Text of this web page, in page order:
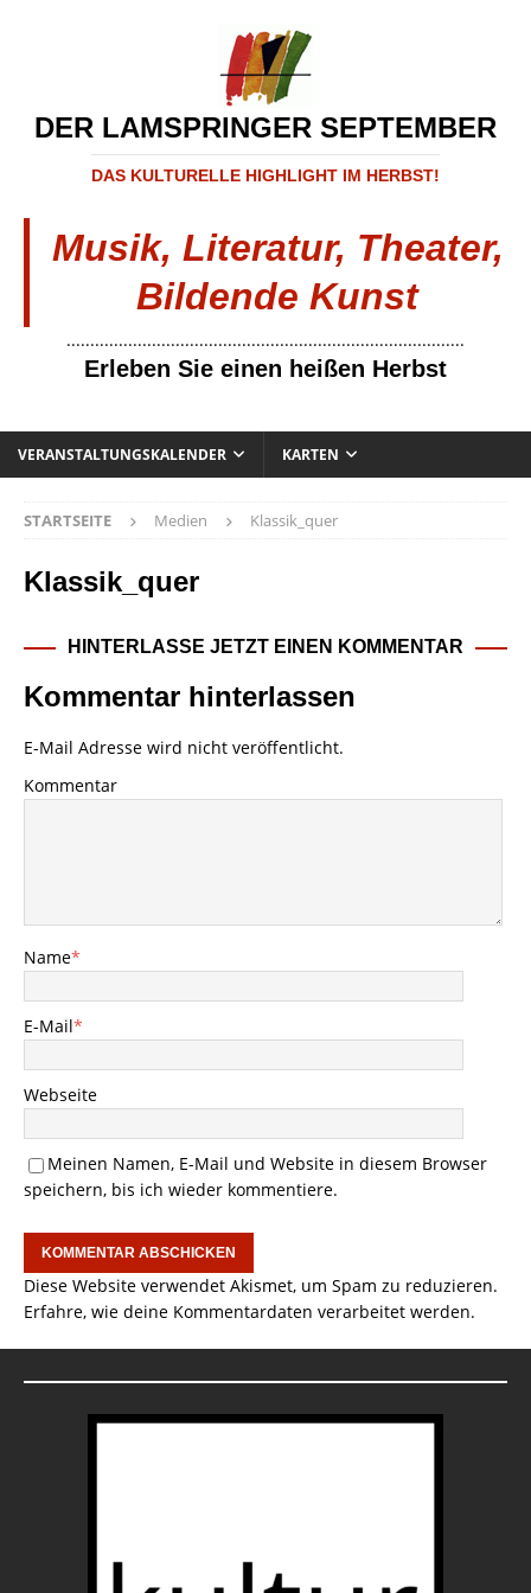
DER LAMSPRINGER SEPTEMBER
DAS KULTURELLE HIGHLIGHT IM HERBST!
Musik, Literatur, Theater,
Bildende Kunst
....................................................................................
Erleben Sie einen heißen Herbst
VERANSTALTUNGSKALENDER KARTEN
STARTSEITE Medien Klassik_quer
Klassik_quer
HINTERLASSE JETZT EINEN KOMMENTAR
Kommentar hinterlassen
E-Mail Adresse wird nicht veröffentlicht.
Kommentar
Name*
E-Mail*
Webseite
Meinen Namen, E-Mail und Website in diesem Browser
speichern, bis ich wieder kommentiere.
Diese Website verwendet Akismet, um Spam zu reduzieren.
Erfahre, wie deine Kommentardaten verarbeitet werden.